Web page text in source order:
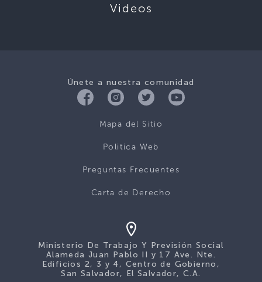
Videos
Únete a nuestra comunidad
Mapa del Sitio
Politica Web
Preguntas Frecuentes
Carta de Derecho
Ministerio De Trabajo Y Previsión Social
Alameda Juan Pablo II y 17 Ave. Nte.
Edificios 2, 3 y 4, Centro de Gobierno,
San Salvador, El Salvador, C.A.